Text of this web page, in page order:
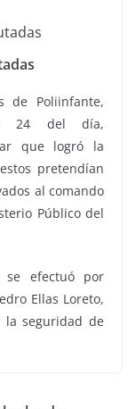
de Poliinfante,
24 del día,
que logró la
pretendían
al comando
Público del
se efectuó por
Ellas Loreto,
seguridad de